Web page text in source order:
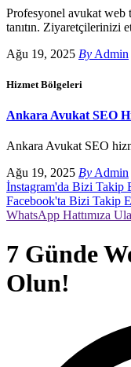
Profesyonel avukat web
tanıtın. Ziyaretçilerinizi
Ağu 19, 2025 By Admin
Hizmet Bölgeleri
Ankara Avukat SEO
Ankara Avukat SEO
Ağu 19, 2025 By Admin
İnstagram'da Bizi Takip
Facebook'ta Bizi Takip
WhatsApp Hattımıza
7 Günde
Olun!